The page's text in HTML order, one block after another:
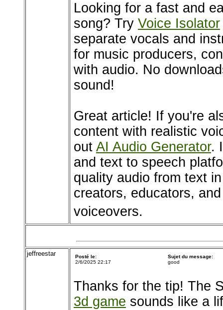
Looking for a fast and
song? Try Voice Isolator
separate vocals and
for music producers,
with audio. No
sound!
Great article! If you're
content with realistic
out AI Audio Generator.
and text to speech
quality audio from text
creators, educators,
voiceovers.
jeffreestar
Posté le:
2/6/2025 22:17
Sujet du message:
good
Thanks for the tip! The
3d game sounds like a